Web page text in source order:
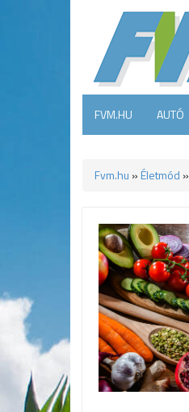
FVM.HU AUTÓ
Fvm.hu » Életmód »